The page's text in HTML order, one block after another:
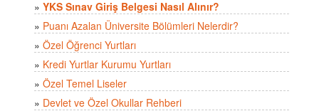
» YKS Sınav Giriş Belgesi Nasıl Alınır?
» Puanı Azalan Üniversite Bölümleri Nelerdir?
» Özel Öğrenci Yurtları
» Kredi Yurtlar Kurumu Yurtları
» Özel Temel Liseler
» Devlet ve Özel Okullar Rehberi